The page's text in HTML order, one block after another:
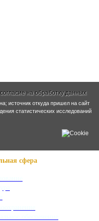
сфера
на обработку данных
источник откуда пришел на сайт
статистических исследований